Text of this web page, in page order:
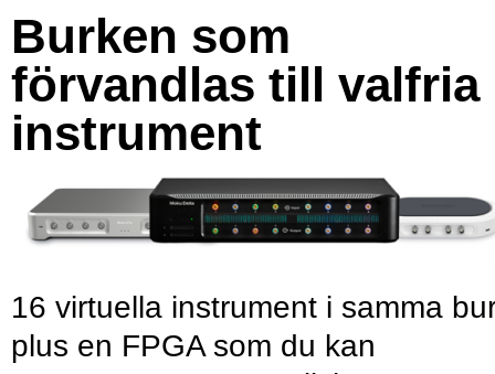
Burken som
förvandlas till valfria
instrument
16 virtuella instrument i samma
plus en FPGA som du kan